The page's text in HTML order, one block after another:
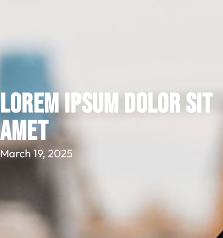
Lorem ipsum dolor sit
amet
March 19, 2025